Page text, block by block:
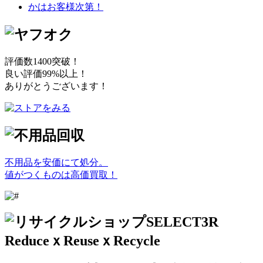
評価数1400突破！
良い評価99%以上！
ありがとうございます！
不用品を安価にて処分。
値がつくものは高価買取！